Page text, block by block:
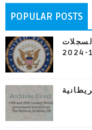
POPULAR POSTS